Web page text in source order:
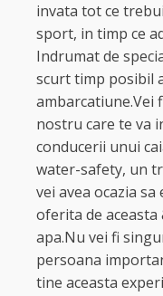
invata tot ce
sport, in timp ce
Indrumat de
scurt timp posibil
nostru care te va
conducerii unui
water-safety, un
vei avea ocazia
oferita de aceasta
apa.Nu vei fi
persoana
tine aceasta